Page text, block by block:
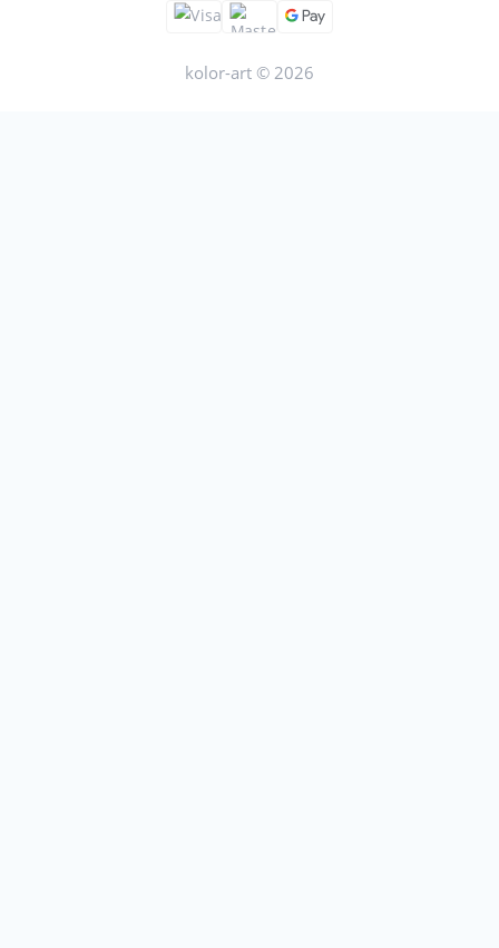
kolor-art © 2026